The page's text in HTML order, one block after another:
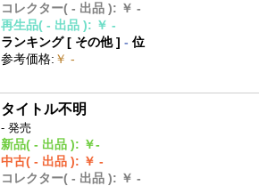
コレクター( - 出品 ): ￥ -
再生品( - 出品 ): ￥ -
ランキング [ その他]- 位
参考価格: ￥ -
タイトル不明
- 発売
新品( - 出品 ): ￥-
中古( - 出品 ): ￥ -
コレクター( - 出品 ): ￥ -